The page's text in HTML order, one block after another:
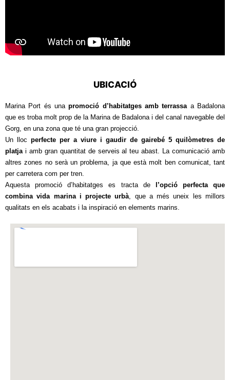
UBICACIÓ
Marina Port és unapromoció d’habitatges amb terrassa a Badalona
que es troba molt prop de la Marina de Badalona i del canal navegable del
Gorg, en una zona que té una gran projecció.
Un lloc perfecte per a viure i gaudir de gairebé 5 quilòmetres de
platja i amb gran quantitat de serveis al teu abast. La comunicació amb
altres zones no serà un problema, ja que està molt ben comunicat, tant
per carretera com per tren.
Aquesta promoció d’habitatges es tracta de
l’opció perfecta que
combina vida marina i projecte urbà , que a més uneix les millors
qualitats en els acabats i la inspiració en elements marins.